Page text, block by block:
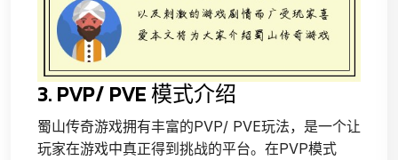
3. PVP/ PVE 模式介绍
蜀山传奇游戏拥有丰富的PVP/ PVE玩法，是一个让
玩家在游戏中真正得到挑战的平台。在PVP模式